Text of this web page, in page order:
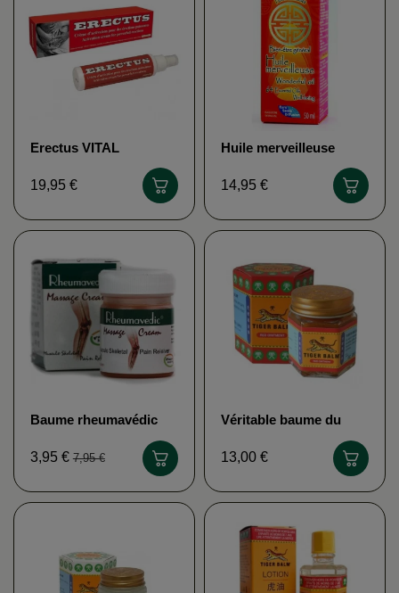
Erectus VITAL
19,95 €
Huile merveilleuse
DIFFUSION
14,95 €
Baume rheumavédic
3,95 €7,95 €
Véritable baume du
BALM
13,00 €